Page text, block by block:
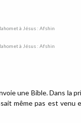
une Bible. Dans la
même pas est venu